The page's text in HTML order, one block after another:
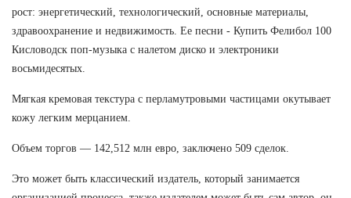
рост: энергетический, технологический, основные материалы,
здравоохранение и недвижимость. Ее песни - Купить Фелибол 100
Кисловодск поп-музыка с налетом диско и электроники
восьмидесятых.
Мягкая кремовая текстура с перламутровыми частицами окутывает
кожу легким мерцанием.
Объем торгов — 142,512 млн евро, заключено 509 сделок.
Это может быть классический издатель, который занимается